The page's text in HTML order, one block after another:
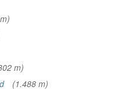
m)
(1.488 m)